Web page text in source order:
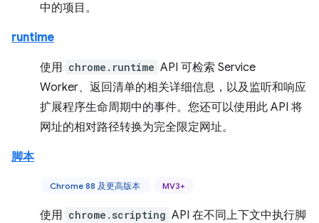
中的项目。
runtime
使用 chrome.runtime API 可检索 Service
Worker、返回清单的相关详细信息，以及监听和响应
扩展程序生命周期中的事件。您还可以使用此 API 将
网址的相对路径转换为完全限定网址。
脚本
Chrome 88 及更高版本 MV3+
使用 chrome.scripting API 在不同上下文中执行脚